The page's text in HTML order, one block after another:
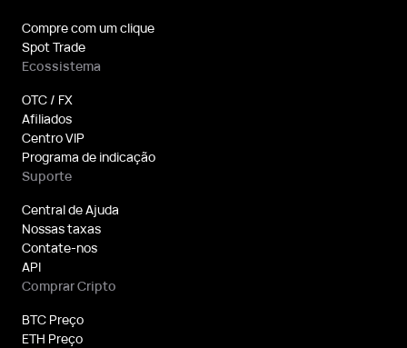
Compre com um clique
Spot Trade
Ecossistema
OTC / FX
Afiliados
Centro VIP
Programa de indicação
Suporte
Central de Ajuda
Nossas taxas
Contate-nos
API
Comprar Cripto
BTC Preço
ETH Preço